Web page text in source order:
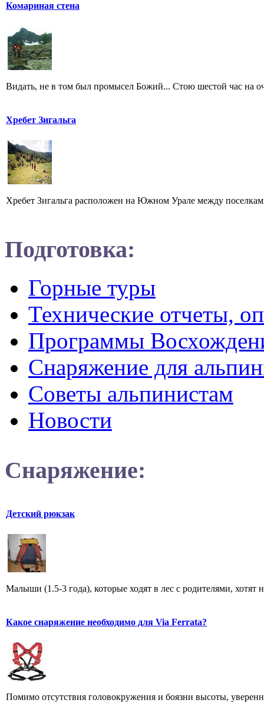
Комариная стена
Видать, не в том был промысел Божий... Стою шестой час на
Хребет Зигальга
Хребет Зигальга расположен на Южном Урале между
Подготовка:
Горные туры
Технические отчеты,
Программы
Снаряжение для
Советы альпинистам
Новости
Снаряжение:
Детский рюкзак
Малыши (1.5-3 года), которые ходят в лес с родителями, хотят
Какое снаряжение необходимо для Via Ferrata?
Помимо отсутствия головокружения и боязни высоты,